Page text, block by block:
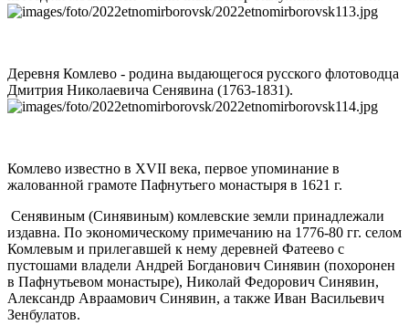
Деревня Комлево - родина выдающегося русского флотоводца
Дмитрия Николаевича Сенявина (1763-1831).
Комлево известно в XVII века, первое упоминание в
жалованной грамоте Пафнутьего монастыря в 1621 г.
Сенявиным (Синявиным) комлевские земли принадлежали
издавна. По экономическому примечанию на 1776-80 гг. селом
Комлевым и прилегавшей к нему деревней Фатеево с
пустошами владели Андрей Богданович Синявин (похоронен
в Пафнутьевом монастыре), Николай Федорович Синявин,
Александр Авраамович Синявин, а также Иван Васильевич
Зенбулатов.